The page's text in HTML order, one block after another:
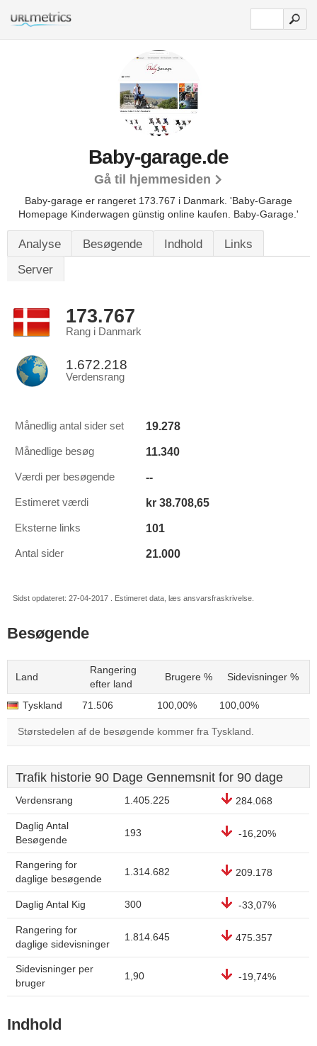
Baby-garage.de
Gå til hjemmesiden
Baby-garage er rangeret 173.767 i Danmark. 'Baby-Garage
Homepage Kinderwagen günstig online kaufen. Baby-Garage.'
Analyse Besøgende Indhold
Links
Server
173.767
Rang i Danmark
1.672.218
Verdensrang
Månedlig antal sider set 19.278
Månedlige besøg 11.340
Værdi per besøgende --
Estimeret værdi kr 38.708,65
Eksterne links 101
Antal sider 21.000
Sidst opdateret: 27-04-2017 . Estimeret data, læs ansvarsfraskrivelse.
Besøgende
Land
Rangering
efter land
Brugere % Sidevisninger %
Tyskland 71.506 100,00% 100,00%
Størstedelen af de besøgende kommer fra Tyskland.
Trafik historie 90 Dage Gennemsnit for 90 dage
Verdensrang 1.405.225 284.068
Daglig Antal
Besøgende
193 -16,20%
Rangering for
daglige besøgende
1.314.682 209.178
Daglig Antal Kig 300 -33,07%
Rangering for
daglige sidevisninger
1.814.645 475.357
Sidevisninger per
bruger
1,90 -19,74%
Indhold